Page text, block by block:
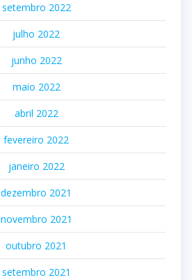
setembro 2022
julho 2022
junho 2022
maio 2022
abril 2022
fevereiro 2022
janeiro 2022
dezembro 2021
novembro 2021
outubro 2021
setembro 2021